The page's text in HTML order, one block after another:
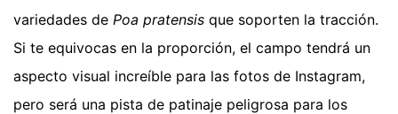
variedades de Poa pratensis que soporten la tracción.
Si te equivocas en la proporción, el campo tendrá un
aspecto visual increíble para las fotos de Instagram,
pero será una pista de patinaje peligrosa para los